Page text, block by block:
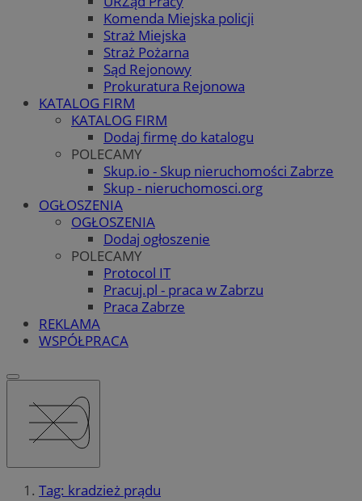
Komenda Miejska policji
Straż Miejska
Straż Pożarna
Sąd Rejonowy
Prokuratura Rejonowa
KATALOG FIRM
KATALOG FIRM
Dodaj firmę do katalogu
POLECAMY
Skup.io - Skup nieruchomości Zabrze
Skup - nieruchomosci.org
OGŁOSZENIA
OGŁOSZENIA
Dodaj ogłoszenie
POLECAMY
Protocol IT
Pracuj.pl - praca w Zabrzu
Praca Zabrze
REKLAMA
WSPÓŁPRACA
Tag: kradzież prądu